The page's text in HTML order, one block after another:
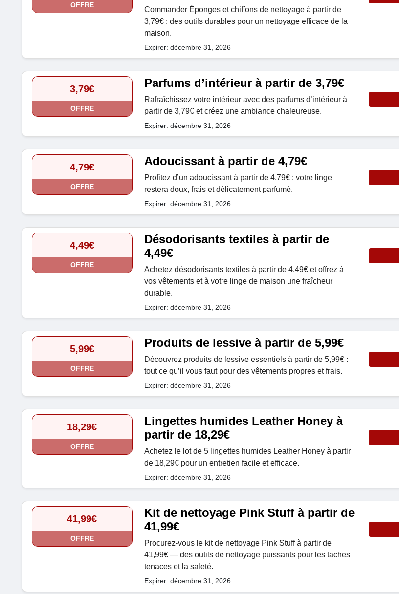
OFFRE
Commander Éponges et chiffons de nettoyage à partir de
3,79€ : des outils durables pour un nettoyage efficace de la
maison.
Expirer: décembre 31, 2026
3,79€
OFFRE
Parfums d’intérieur à partir de 3,79€
Rafraîchissez votre intérieur avec des parfums d’intérieur à
partir de 3,79€ et créez une ambiance chaleureuse.
Expirer: décembre 31, 2026
4,79€
OFFRE
Adoucissant à partir de 4,79€
Profitez d’un adoucissant à partir de 4,79€ : votre linge
restera doux, frais et délicatement parfumé.
Expirer: décembre 31, 2026
4,49€
OFFRE
Désodorisants textiles à partir de
4,49€
Achetez désodorisants textiles à partir de 4,49€ et offrez à
vos vêtements et à votre linge de maison une fraîcheur
durable.
Expirer: décembre 31, 2026
5,99€
OFFRE
Produits de lessive à partir de 5,99€
Découvrez produits de lessive essentiels à partir de 5,99€ :
tout ce qu’il vous faut pour des vêtements propres et frais.
Expirer: décembre 31, 2026
18,29€
OFFRE
Lingettes humides Leather Honey à
partir de 18,29€
Achetez le lot de 5 lingettes humides Leather Honey à partir
de 18,29€ pour un entretien facile et efficace.
Expirer: décembre 31, 2026
41,99€
OFFRE
Kit de nettoyage Pink Stuff à partir de
41,99€
Procurez-vous le kit de nettoyage Pink Stuff à partir de
41,99€ — des outils de nettoyage puissants pour les taches
tenaces et la saleté.
Expirer: décembre 31, 2026